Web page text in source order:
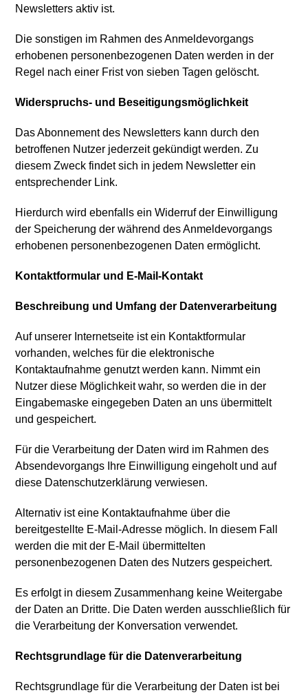
Newsletters aktiv ist.
Die sonstigen im Rahmen des Anmeldevorgangs
erhobenen personenbezogenen Daten werden in der
Regel nach einer Frist von sieben Tagen gelöscht.
Widerspruchs- und Beseitigungsmöglichkeit
Das Abonnement des Newsletters kann durch den
betroffenen Nutzer jederzeit gekündigt werden. Zu
diesem Zweck findet sich in jedem Newsletter ein
entsprechender Link.
Hierdurch wird ebenfalls ein Widerruf der Einwilligung
der Speicherung der während des Anmeldevorgangs
erhobenen personenbezogenen Daten ermöglicht.
Kontaktformular und E-Mail-Kontakt
Beschreibung und Umfang der Datenverarbeitung
Auf unserer Internetseite ist ein Kontaktformular
vorhanden, welches für die elektronische
Kontaktaufnahme genutzt werden kann. Nimmt ein
Nutzer diese Möglichkeit wahr, so werden die in der
Eingabemaske eingegeben Daten an uns übermittelt
und gespeichert.
Für die Verarbeitung der Daten wird im Rahmen des
Absendevorgangs Ihre Einwilligung eingeholt und auf
diese Datenschutzerklärung verwiesen.
Alternativ ist eine Kontaktaufnahme über die
bereitgestellte E-Mail-Adresse möglich. In diesem Fall
werden die mit der E-Mail übermittelten
personenbezogenen Daten des Nutzers gespeichert.
Es erfolgt in diesem Zusammenhang keine Weitergabe
der Daten an Dritte. Die Daten werden ausschließlich für
die Verarbeitung der Konversation verwendet.
Rechtsgrundlage für die Datenverarbeitung
Rechtsgrundlage für die Verarbeitung der Daten ist bei